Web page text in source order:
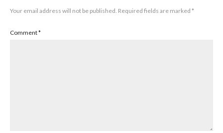
Your email address will not be published. Required fields are marked *
Comment*